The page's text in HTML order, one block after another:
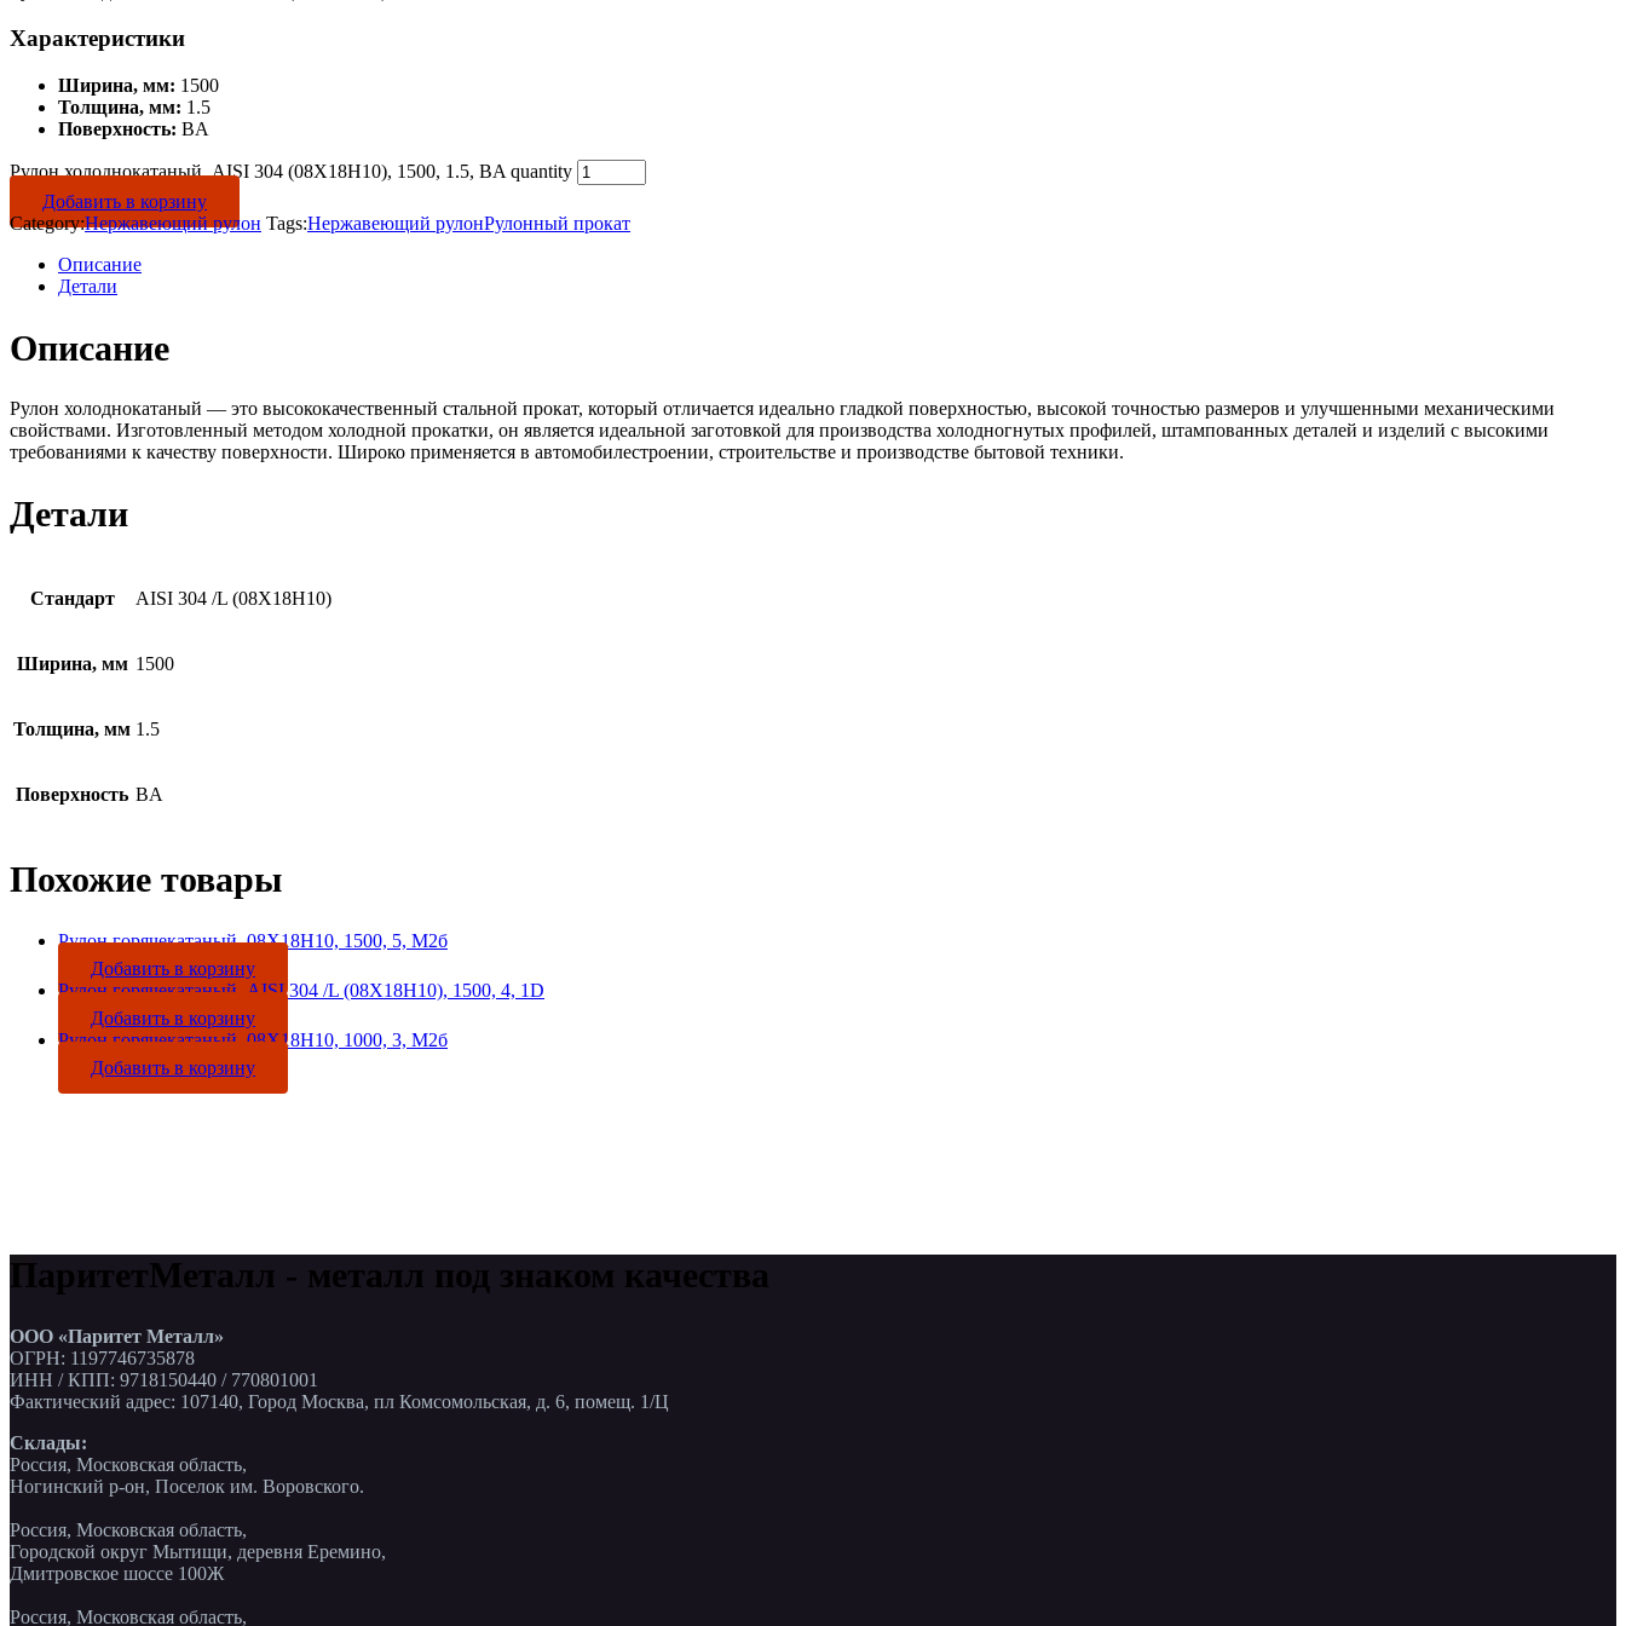
Характеристики
Ширина, мм: 1500
Толщина, мм: 1.5
Поверхность: BA
Рулон холоднокатаный, AISI 304 (08Х18Н10), 1500, 1.5, BA quantity
Добавить в корзину
Category:Нержавеющий рулон Tags:Нержавеющий рулонРулонный прокат
Описание
Детали
Описание
Рулон холоднокатаный — это высококачественный стальной прокат, который отличается идеально гладкой поверхностью, высокой точностью размеров и улучшенными механическими
свойствами. Изготовленный методом холодной прокатки, он является идеальной заготовкой для производства холодногнутых профилей, штампованных деталей и изделий с высокими
требованиями к качеству поверхности. Широко применяется в автомобилестроении, строительстве и производстве бытовой техники.
Детали
Стандарт AISI 304 /L (08Х18Н10)
Ширина, мм 1500
Толщина, мм 1.5
Поверхность BA
Похожие товары
Рулон горячекатаный, 08Х18Н10, 1500, 5, М2б
Добавить в корзину
Рулон горячекатаный, AISI 304 /L (08Х18Н10), 1500, 4, 1D
Добавить в корзину
Рулон горячекатаный, 08Х18Н10, 1000, 3, М2б
Добавить в корзину
ПаритетМеталл - металл под знаком качества
ООО «Паритет Металл»
ОГРН: 1197746735878
ИНН / КПП: 9718150440 / 770801001
Фактический адрес: 107140, Город Москва, пл Комсомольская, д. 6, помещ. 1/Ц
Склады:
Россия, Московская область,
Ногинский р-он, Поселок им. Воровского.
Россия, Московская область,
Городской округ Мытищи, деревня Еремино,
Дмитровское шоссе 100Ж
Россия, Московская область,